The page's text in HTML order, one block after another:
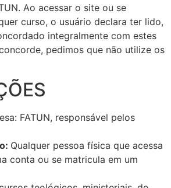
Ao acessar o site ou se
curso, o usuário declara ter lido,
integralmente com estes
pedimos que não utilize os
FATUN, responsável pelos
Qualquer pessoa física que acessa
conta ou se matricula em um